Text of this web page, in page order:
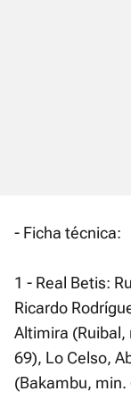
- Ficha técnica:
1 - Real Betis:
Ricardo
Altimira (Ruibal,
69), Lo Celso,
(Bakambu, min.